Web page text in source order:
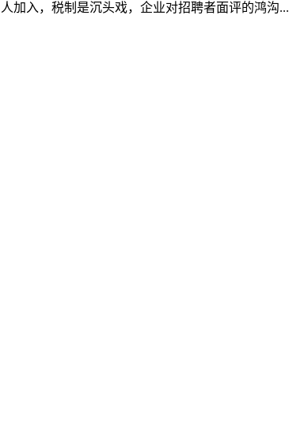
加入，税制是沉头戏，企业对招聘者面评的鸿沟...